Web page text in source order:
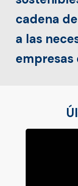
cadena
a las
empresas